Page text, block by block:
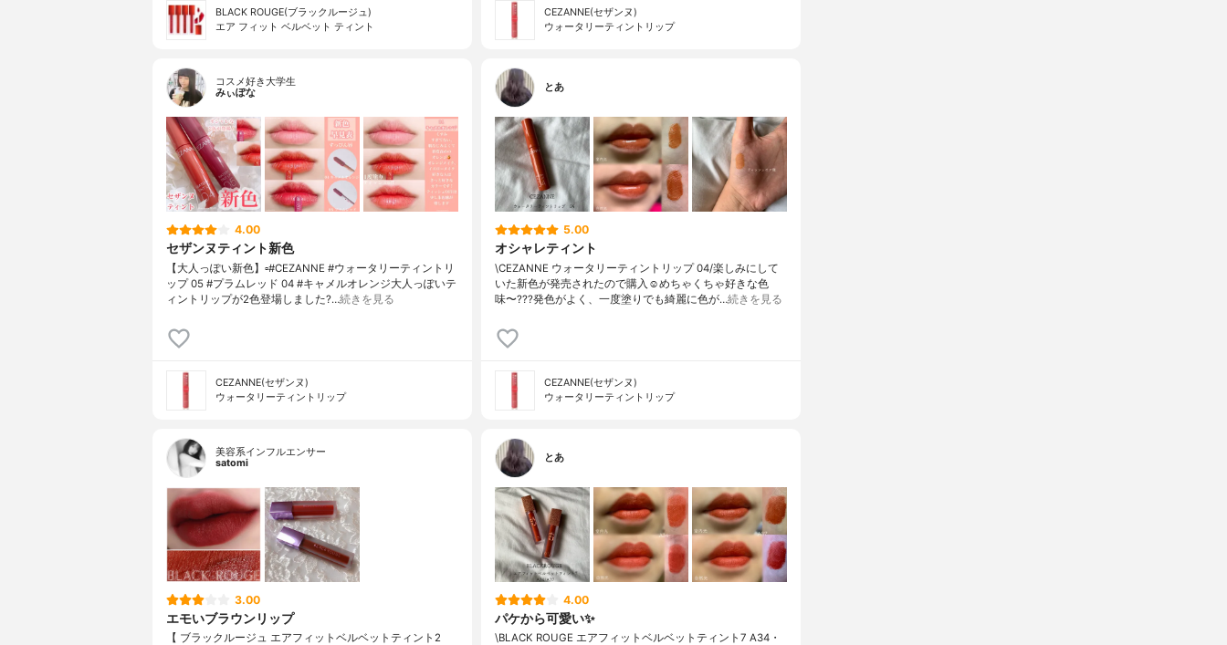
BLACK ROUGE(ブラックルージュ)
エア フィット ベルベット ティント
CEZANNE(セザンヌ)
ウォータリーティントリップ
コスメ好き大学生
みぃぽな
4.00
セザンヌティント新色
【大人っぽい新色】▫️#CEZANNE #ウォータリーティントリ
ップ 05 #プラムレッド 04 #キャメルオレンジ大人っぽいテ
ィントリップが2色登場しました?…続きを見る
CEZANNE(セザンヌ)
ウォータリーティントリップ
とあ
5.00
オシャレティント
\CEZANNE ウォータリーティントリップ 04/楽しみにして
いた新色が発売されたので購入☺️めちゃくちゃ好きな色
味〜???発色がよく、一度塗りでも綺麗に色が…続きを見る
CEZANNE(セザンヌ)
ウォータリーティントリップ
美容系インフルエンサー
satomi
3.00
エモいブラウンリップ
【 ブラックルージュ エアフィットベルベットティント2
とあ
4.00
パケから可愛い✨
\BLACK ROUGE エアフィットベルベットティント7 A34・